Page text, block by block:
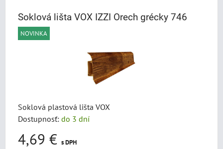
Soklová lišta VOX IZZI Orech grécky 746
NOVINKA
Soklová plastová lišta VOX
Dostupnosť: do 3 dní
4,69 € s DPH